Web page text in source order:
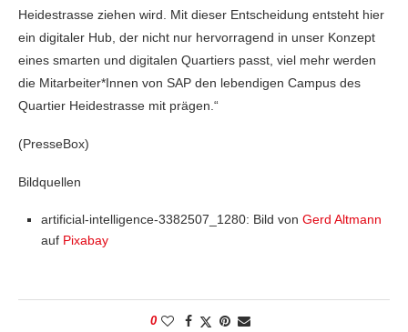
Heidestrasse ziehen wird. Mit dieser Entscheidung entsteht hier
ein digitaler Hub, der nicht nur hervorragend in unser Konzept
eines smarten und digitalen Quartiers passt, viel mehr werden
die Mitarbeiter*Innen von SAP den lebendigen Campus des
Quartier Heidestrasse mit prägen.“
(PresseBox)
Bildquellen
artificial-intelligence-3382507_1280: Bild von Gerd Altmann
auf Pixabay
0